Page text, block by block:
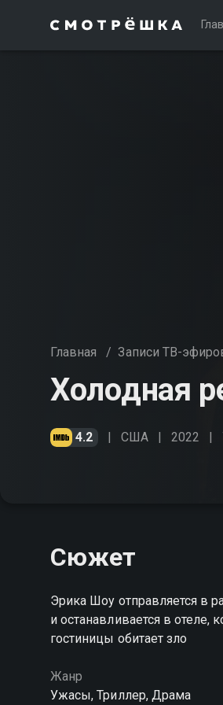
Главная / Записи ТВ-
Холодная
4.2 США 2022
Сюжет
Эрика Шоу отправляется в
и останавливается в отеле,
гостиницы обитает зло
Жанр
Ужасы, Триллер, Драма